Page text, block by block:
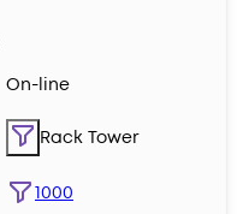
On-line
Rack Tower
1000